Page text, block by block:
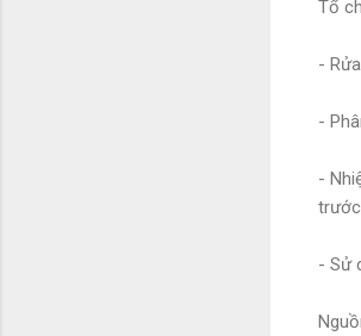
Tổ
-
-
-
trước
- Sử